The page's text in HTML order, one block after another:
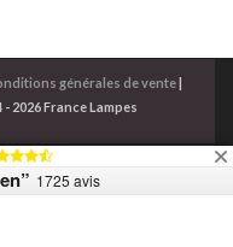
générales de vente|
2026 France Lampes
1725 avis